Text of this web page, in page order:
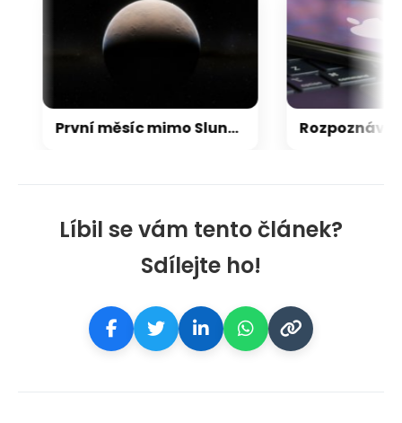
Líbil se vám tento článek?
Sdílejte ho!
První měsíc mimo Sluneční soustavu: Vědci možná objevili výjimečný systém